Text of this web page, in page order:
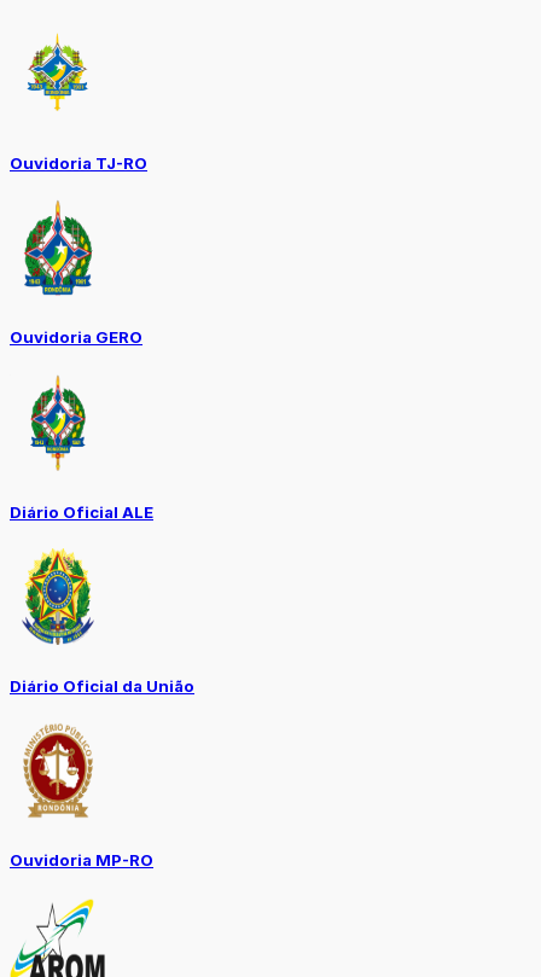
Ouvidoria TJ-RO
Ouvidoria GERO
Diário Oficial ALE
Diário Oficial da União
Ouvidoria MP-RO